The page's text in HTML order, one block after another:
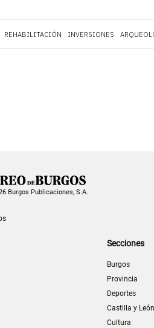
REHABILITACIÓN INVERSIONES
Burgos Publicaciones, S.A.
Secciones
Burgos
Provincia
Deportes
Castilla y León
Cultura